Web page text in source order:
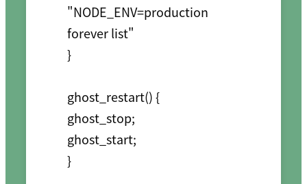
"NODE_ENV=production
forever list"
}
ghost_restart() {
ghost_stop;
ghost_start;
}